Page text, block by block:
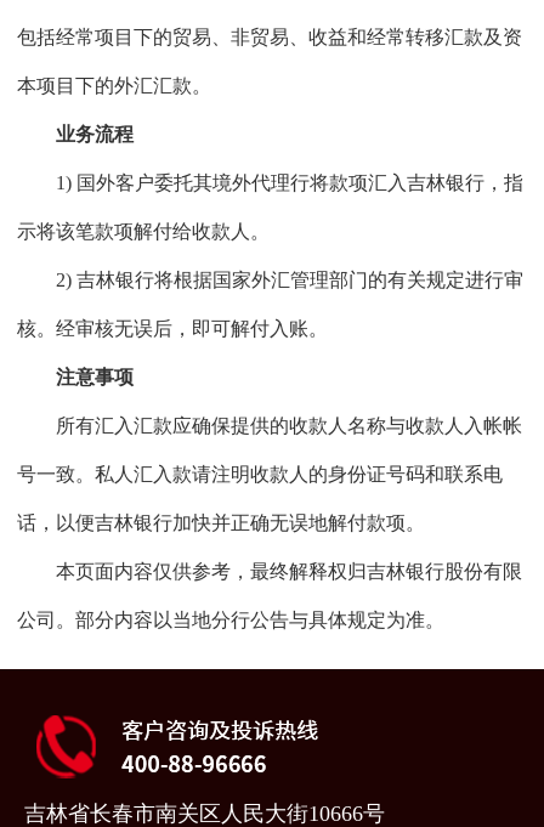
包括经常项目下的贸易、非贸易、收益和经常转移汇款及资
本项目下的外汇汇款。
业务流程
1) 国外客户委托其境外代理行将款项汇入吉林银行，指
示将该笔款项解付给收款人。
2) 吉林银行将根据国家外汇管理部门的有关规定进行审
核。经审核无误后，即可解付入账。
注意事项
所有汇入汇款应确保提供的收款人名称与收款人入帐帐
号一致。私人汇入款请注明收款人的身份证号码和联系电
话，以便吉林银行加快并正确无误地解付款项。
本页面内容仅供参考，最终解释权归吉林银行股份有限
公司。部分内容以当地分行公告与具体规定为准。
吉林省长春市南关区人民大街10666号